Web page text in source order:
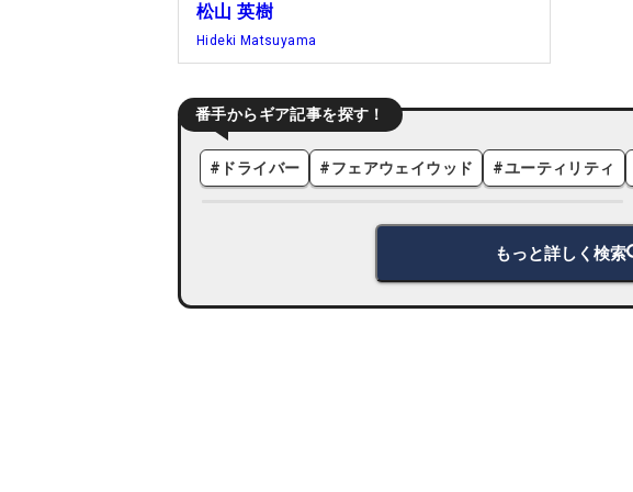
松山 英樹
Hideki Matsuyama
番手からギア記事を探す！
# ドライバー #フェアウェイウッド #ユーティリティ
もっと詳しく検索